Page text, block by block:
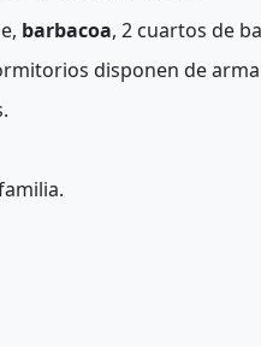
barbacoa, 2 cuartos de
disponen de